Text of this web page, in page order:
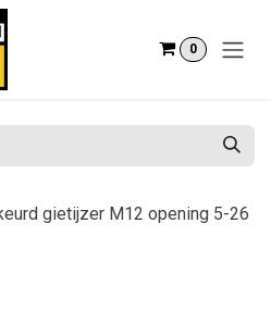
0
gietijzer M12 opening 5-26